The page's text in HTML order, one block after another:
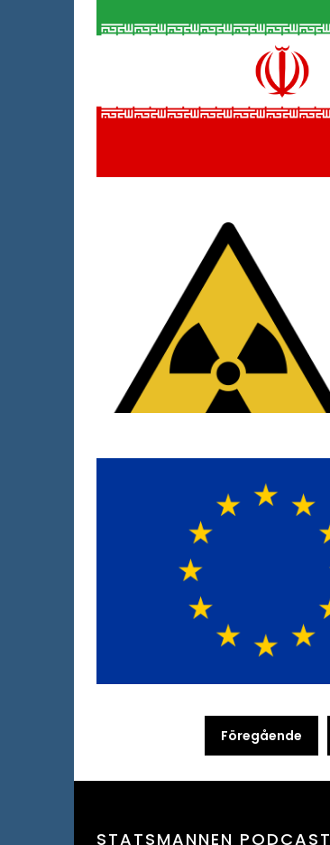
SidnumreringFöregående
STATSMANNEN PODCAST